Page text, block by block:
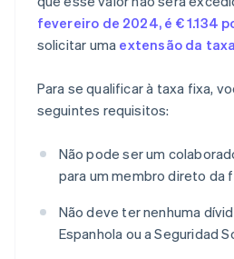
fevereiro de 2024, é € 1.134
solicitar uma extensão da
Para se qualificar à taxa fixa,
seguintes requisitos:
Não pode ser um
para um membro direto da
Não deve ter nenhuma
Espanhola ou a Seguridad